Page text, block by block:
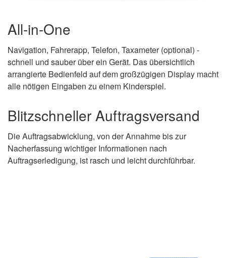
All-in-One
Navigation, Fahrerapp, Telefon, Taxameter (optional) -
schnell und sauber über ein Gerät. Das übersichtlich
arrangierte Bedienfeld auf dem großzügigen Display macht
alle nötigen Eingaben zu einem Kinderspiel.
Blitzschneller Auftragsversand
Die Auftragsabwicklung, von der Annahme bis zur
Nacherfassung wichtiger Informationen nach
Auftragserledigung, ist rasch und leicht durchführbar.